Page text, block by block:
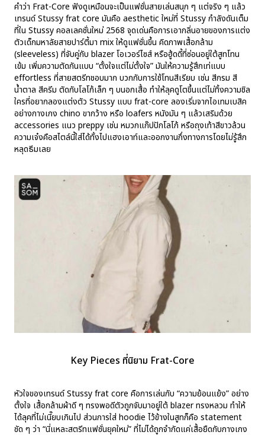
คำว่า Frat-Core ฟังดูเหมือนจะเป็นแฟชั่นสายเล่นสนุก ๆ แต่จริง ๆ แล้ว
เทรนด์ Stussy frat core มันคือ aesthetic ใหม่ที่ Stussy กำลังดันเต็ม
ที่ใน Stussy คอลเลคชั่นใหม่ 2568 จุดเด่นคือการเอากลิ่นอายของการแต่ง
ตัวเด็กมหาลัยสายปาร์ตี้มา mix ให้ดูแฟชั่นขึ้น คิดภาพเสื้อกล้าม
(sleeveless) ที่จับคู่กับ blazer โอเวอร์ไซส์ หรือฮู้ดดี้ที่ซ่อนอยู่ใต้สูทโทน
เข้ม เพิ่มความตัดกันแบบ “ตั้งใจแต่ไม่ตั้งใจ” มันให้ความรู้สึกเท่แบบ
effortless ที่สายสตรีทชอบมาก บวกกับการใช้โทนสีเรียบ เช่น สีกรม สี
น้ำตาล สีครีม ตัดกับโลโก้เล็ก ๆ บนอกเสื้อ ทำให้ลุคดูโตขึ้นแต่ไม่ทิ้งความชิล
ใครที่อยากลองแต่งตัว Stussy แบบ frat-core ลองเริ่มจากไอเทมเบสิค
อย่างกางเกง chino ขากว้าง หรือ loafers หนังมัน ๆ แล้วเสริมด้วย
accessories แนว preppy เช่น หมวกแก๊ปปักโลโก้ หรือถุงเท้าสีขาวล้วน
ความเจ๋งคือสไตล์นี้ใส่ได้ทั้งไปแฮงเอาท์และออกงานกึ่งทางการโดยไม่รู้สึก
หลุดธีมเลย
Key Pieces ที่นิยาม Frat-Core
หัวใจของเทรนด์ Stussy frat core คือการเล่นกับ “ความย้อนแย้ง” อย่าง
ตั้งใจ เสื้อกล้ามผ้าดี ๆ ทรงพอดีตัวถูกจับมาอยู่ใต้ blazer ทรงหลวม ทำให้
ได้ลุคที่ไม่เนี๊ยบเกินไป ส่วนการใส่ hoodie ไว้ข้างในสูทก็คือ statement
ชัด ๆ ว่า “นี่แหละสตรีทแฟชั่นยุคใหม่” ที่ไม่ได้ถูกจำกัดแค่เสื้อยืดกับกางเกง